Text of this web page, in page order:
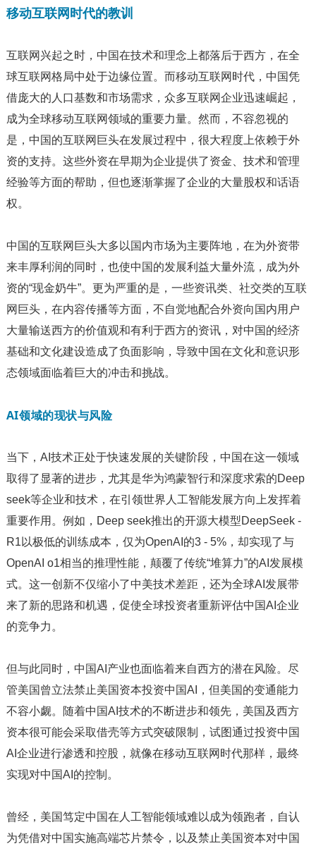
移动互联网时代的教训
互联网兴起之时，中国在技术和理念上都落后于西方，在全
球互联网格局中处于边缘位置。而移动互联网时代，中国凭
借庞大的人口基数和市场需求，众多互联网企业迅速崛起，
成为全球移动互联网领域的重要力量。然而，不容忽视的
是，中国的互联网巨头在发展过程中，很大程度上依赖于外
资的支持。这些外资在早期为企业提供了资金、技术和管理
经验等方面的帮助，但也逐渐掌握了企业的大量股权和话语
权。
中国的互联网巨头大多以国内市场为主要阵地，在为外资带
来丰厚利润的同时，也使中国的发展利益大量外流，成为外
资的“现金奶牛”。更为严重的是，一些资讯类、社交类的互联
网巨头，在内容传播等方面，不自觉地配合外资向国内用户
大量输送西方的价值观和有利于西方的资讯，对中国的经济
基础和文化建设造成了负面影响，导致中国在文化和意识形
态领域面临着巨大的冲击和挑战。
AI领域的现状与风险
当下，AI技术正处于快速发展的关键阶段，中国在这一领域
取得了显著的进步，尤其是华为鸿蒙智行和深度求索的Deep
seek等企业和技术，在引领世界人工智能发展方向上发挥着
重要作用。例如，Deep seek推出的开源大模型DeepSeek -
R1以极低的训练成本，仅为OpenAI的3 - 5%，却实现了与
OpenAI o1相当的推理性能，颠覆了传统“堆算力”的AI发展模
式。这一创新不仅缩小了中美技术差距，还为全球AI发展带
来了新的思路和机遇，促使全球投资者重新评估中国AI企业
的竞争力。
但与此同时，中国AI产业也面临着来自西方的潜在风险。尽
管美国曾立法禁止美国资本投资中国AI，但美国的变通能力
不容小觑。随着中国AI技术的不断进步和领先，美国及西方
资本很可能会采取借壳等方式突破限制，试图通过投资中国
AI企业进行渗透和控股，就像在移动互联网时代那样，最终
实现对中国AI的控制。
曾经，美国笃定中国在人工智能领域难以成为领跑者，自认
为凭借对中国实施高端芯片禁令，以及禁止美国资本对中国